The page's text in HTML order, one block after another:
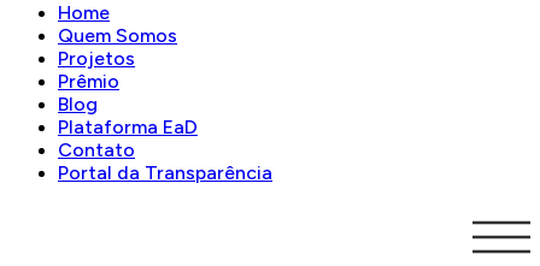
Home
Quem Somos
Projetos
Prêmio
Blog
Plataforma EaD
Contato
Portal da Transparência